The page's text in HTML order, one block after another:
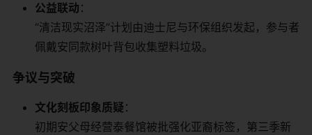
​公益联动​ ​：
“清洁现实沼泽”计划由迪士尼与环保组织发起，参与者
佩戴安同款树叶背包收集塑料垃圾。
​争议与突破​
​文化刻板印象质疑​ ​：
初期安父母经营泰餐馆被批强化亚裔标签，第三季新